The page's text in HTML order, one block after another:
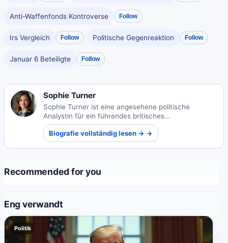
Anti-Waffenfonds Kontroverse Follow
Irs Vergleich Follow Politische Gegenreaktion Follow
Januar 6 Beteiligte Follow
Sophie Turner
Sophie Turner ist eine angesehene politische
Analystin für ein führendes britisches
Nachrichtenmagazin. Ihre aufschlussreichen
Kommentare zu britischen und globalen
Angelegenheiten haben sie als vertrauenswürdige
Biografie vollständig lesen → →
Recommended for you
Eng verwandt
Politik